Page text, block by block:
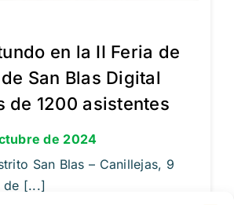
en la II Feria de
San Blas Digital
de 1200 asistentes
de 2024
San Blas – Canillejas, 9
de [...]